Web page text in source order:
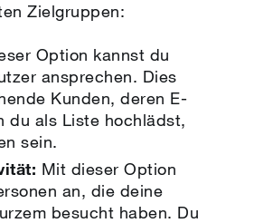
Zielgruppen:
Option kannst du
ansprechen. Dies
Kunden, deren E-
du als Liste hochlädst,
sein.
Mit dieser Option
an, die deine
besucht haben. Du